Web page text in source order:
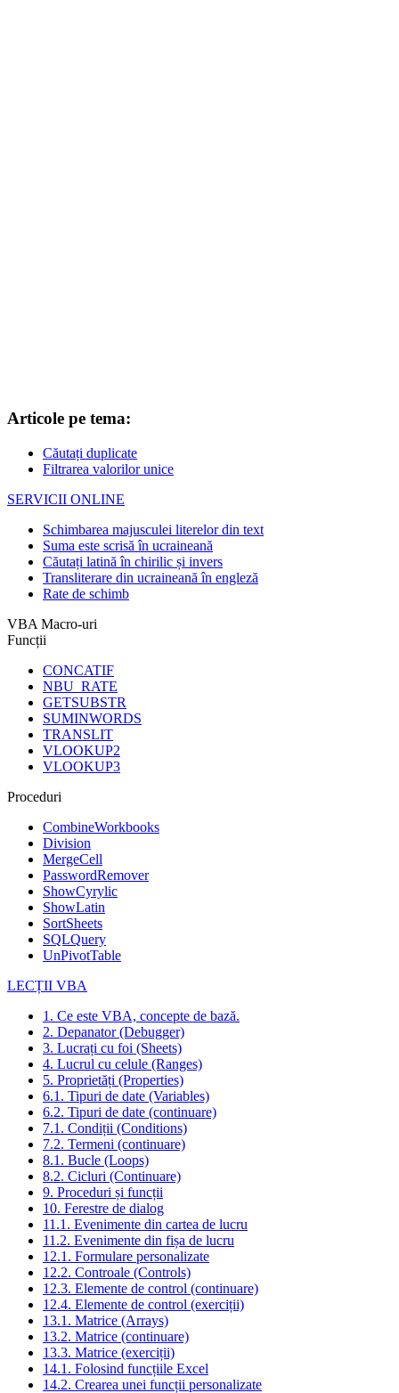
Articole pe tema:
Căutați duplicate
Filtrarea valorilor unice
SERVICII ONLINE
Schimbarea majusculei literelor din text
Suma este scrisă în ucraineană
Căutați latină în chirilic și invers
Transliterare din ucraineană în engleză
Rate de schimb
VBA Macro-uri
Funcții
CONCATIF
NBU_RATE
GETSUBSTR
SUMINWORDS
TRANSLIT
VLOOKUP2
VLOOKUP3
Proceduri
CombineWorkbooks
Division
MergeCell
PasswordRemover
ShowCyrylic
ShowLatin
SortSheets
SQLQuery
UnPivotTable
LECȚII VBA
1. Ce este VBA, concepte de bază.
2. Depanator (Debugger)
3. Lucrați cu foi (Sheets)
4. Lucrul cu celule (Ranges)
5. Proprietăți (Properties)
6.1. Tipuri de date (Variables)
6.2. Tipuri de date (continuare)
7.1. Condiții (Conditions)
7.2. Termeni (continuare)
8.1. Bucle (Loops)
8.2. Cicluri (Continuare)
9. Proceduri și funcții
10. Ferestre de dialog
11.1. Evenimente din cartea de lucru
11.2. Evenimente din fișa de lucru
12.1. Formulare personalizate
12.2. Controale (Controls)
12.3. Elemente de control (continuare)
12.4. Elemente de control (exerciții)
13.1. Matrice (Arrays)
13.2. Matrice (continuare)
13.3. Matrice (exerciții)
14.1. Folosind funcțiile Excel
14.2. Crearea unei funcții personalizate